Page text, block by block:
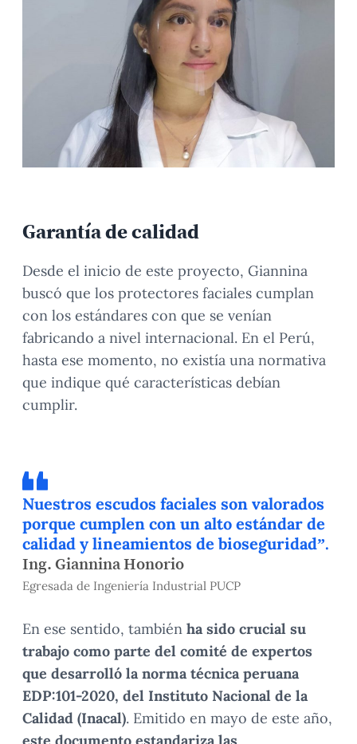
Garantía de calidad
Desde el inicio de este proyecto, Giannina
buscó que los protectores faciales cumplan
con los estándares con que se venían
fabricando a nivel internacional. En el Perú,
hasta ese momento, no existía una normativa
que indique qué características debían
cumplir.
Nuestros escudos faciales son valorados
porque cumplen con un alto estándar de
calidad y lineamientos de bioseguridad”.
Ing. Giannina Honorio
Egresada de Ingeniería Industrial PUCP
En ese sentido, también ha sido crucial su
trabajo como parte del comité de expertos
que desarrolló la norma técnica peruana
EDP:101-2020, del Instituto Nacional de la
Calidad (Inacal). Emitido en mayo de este año,